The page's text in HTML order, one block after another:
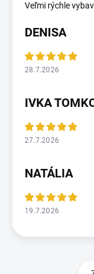
Veľmi rýchle
DENISA
28.7.2026
IVKA
27.7.2026
NATÁLIA
19.7.2026